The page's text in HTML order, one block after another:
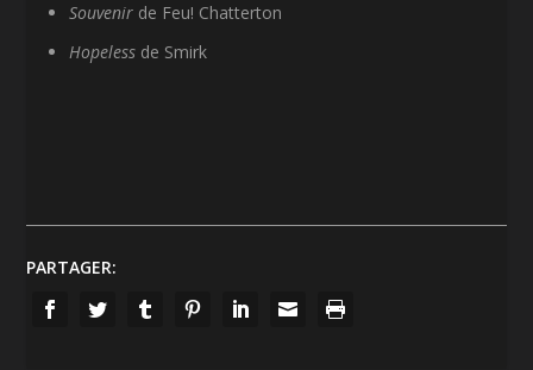
Souvenir de Feu! Chatterton
Hopeless de Smirk
PARTAGER: